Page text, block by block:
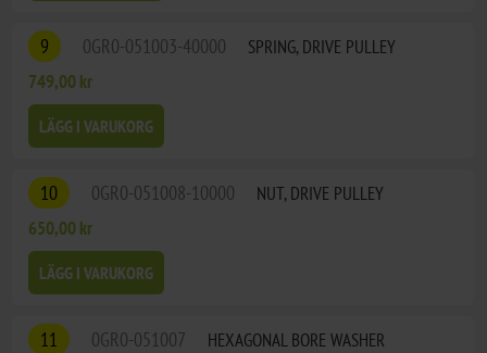
9 0GR0-051003-40000
SPRING, DRIVE PULLEY
749,00 kr
LÄGG I VARUKORG
10 0GR0-051008-10000
NUT, DRIVE PULLEY
650,00 kr
LÄGG I VARUKORG
11 0GR0-051007
HEXAGONAL BORE WASHER